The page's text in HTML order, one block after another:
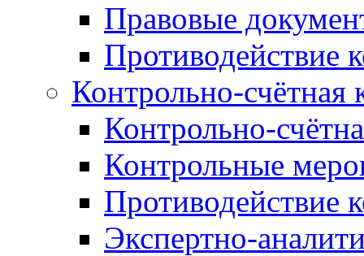
Правовые
Противодействие
Контрольно-счётная
Контрольно-
Контрольные
Противодействие
Экспертно-